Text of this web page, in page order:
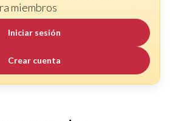
miembros
Iniciar sesión
Crear cuenta